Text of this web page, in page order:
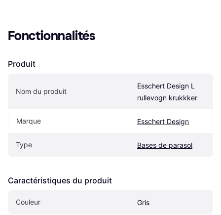
Fonctionnalités
Produit
Nom du produit
Esschert Design L
rullevogn krukkker
Marque Esschert Design
Type Bases de parasol
Caractéristiques du produit
Couleur Gris